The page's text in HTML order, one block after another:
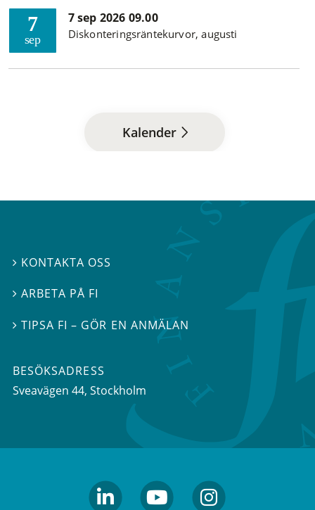
7
sep
7 sep 2026 09.00
Diskonteringsräntekurvor, augusti
Kalender
 KONTAKTA OSS
ARBETA PÅ FI
TIPSA FI – GÖR EN ANMÄLAN
BESÖKSADRESS
Sveavägen 44, Stockholm